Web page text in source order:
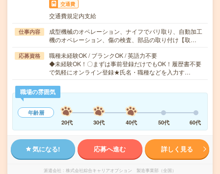
交通費
交通費規定内支給
仕事内容
成型機械のオペレーション、ナイフでバリ取り、自動加工
機のオペレーション、傷の検査、部品の取り付け【取…
応募資格
職種未経験OK / ブランクOK / 英語力不要
◆未経験OK！〇まずは事前登録だけでもOK！履歴書不要
で気軽にオンライン登録★氏名・職種などを入力す…
職場の雰囲気
年齢層
20代
30代 40代 50代 60代
気になる! 応募へ進む 詳しく見る
派遣会社 株式会社綜合キャリアオプション 製造事業部（全国）